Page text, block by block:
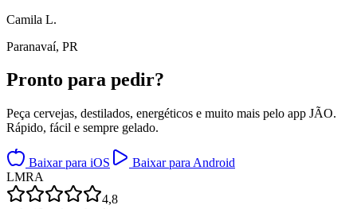
Camila L.
Paranavaí, PR
Pronto para pedir?
Peça cervejas, destilados, energéticos e muito mais pelo app JÃO.
Rápido, fácil e sempre gelado.
Baixar para iOS
Baixar para Android
LMRA
4,8